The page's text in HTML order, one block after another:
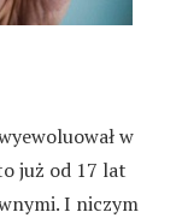
w
już od 17 lat
I niczym